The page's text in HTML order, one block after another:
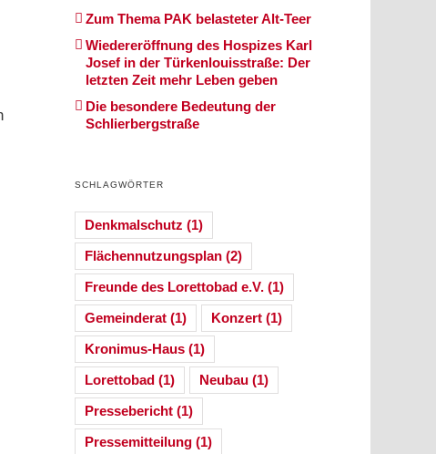
Zum Thema PAK belasteter Alt-Teer
Wiedereröffnung des Hospizes Karl
Josef in der Türkenlouisstraße: Der
letzten Zeit mehr Leben geben
Die besondere Bedeutung der
Schlierbergstraße
SCHLAGWÖRTER
Denkmalschutz (1)
Flächennutzungsplan (2)
Freunde des Lorettobad e.V. (1)
Gemeinderat (1) Konzert (1)
Kronimus-Haus (1)
Lorettobad (1) Neubau (1)
Pressebericht (1)
Pressemitteilung (1)